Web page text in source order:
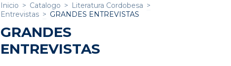
Inicio > Catalogo > Literatura Cordobesa >
Entrevistas > GRANDES ENTREVISTAS
GRANDES
ENTREVISTAS